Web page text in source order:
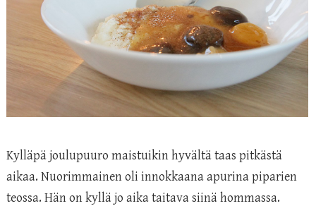
Kylläpä joulupuuro maistuikin hyvältä taas pitkästä
aikaa. Nuorimmainen oli innokkaana apurina piparien
teossa. Hän on kyllä jo aika taitava siinä hommassa.